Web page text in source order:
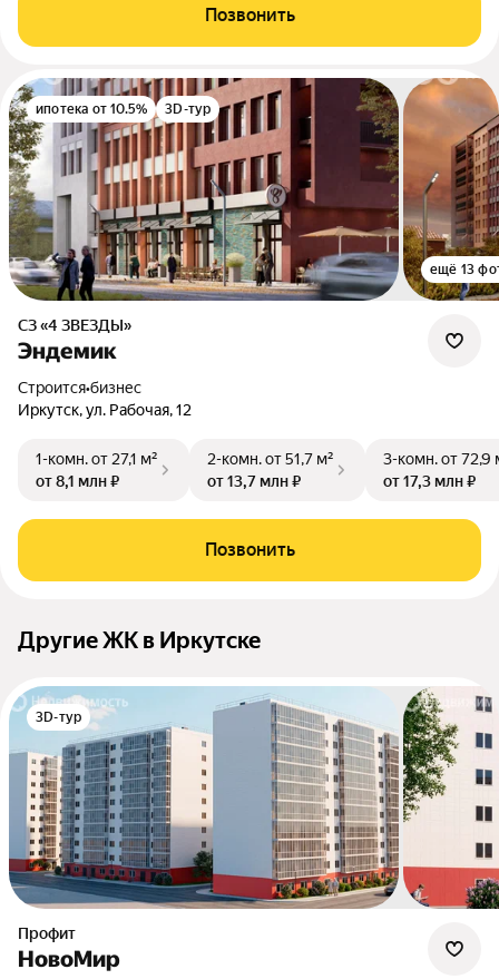
Позвонить
ипотека от 10.5% 3D-тур
ещё 13
СЗ «4 ЗВЕЗДЫ»
Эндемик
Строится•бизнес
Иркутск, ул. Рабочая, 12
1-комн.от 27,1 м²
от 8,1 млн ₽
2-комн.от 51,7 м²
от 13,7 млн ₽
3-комн.от 72,9
от 17,3 млн ₽
Позвонить
Другие ЖК в Иркутске
3D-тур
Профит
НовоМир